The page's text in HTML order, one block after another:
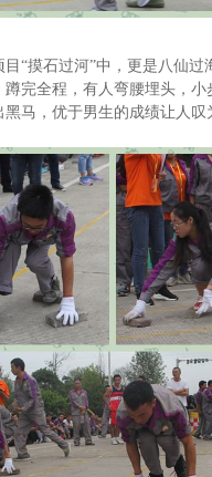
目“摸石过河”中，更是八仙过
蹲完全程，有人弯腰埋头，小
马，优于男生的成绩让人叹